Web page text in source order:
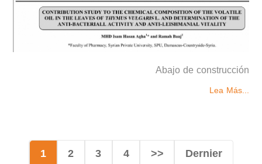
Abajo de construcción
Lea Más...
1 2 3 4 >> Dernier